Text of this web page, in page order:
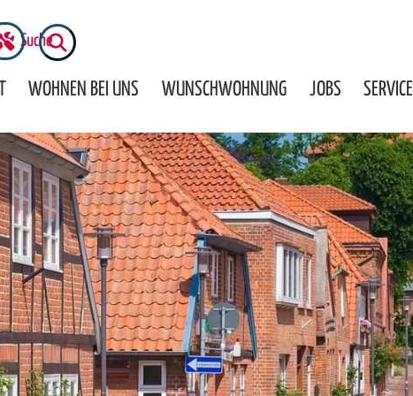
Suche
WOHNEN BEI UNS WUNSCHWOHNUNG JOBS SERVICE